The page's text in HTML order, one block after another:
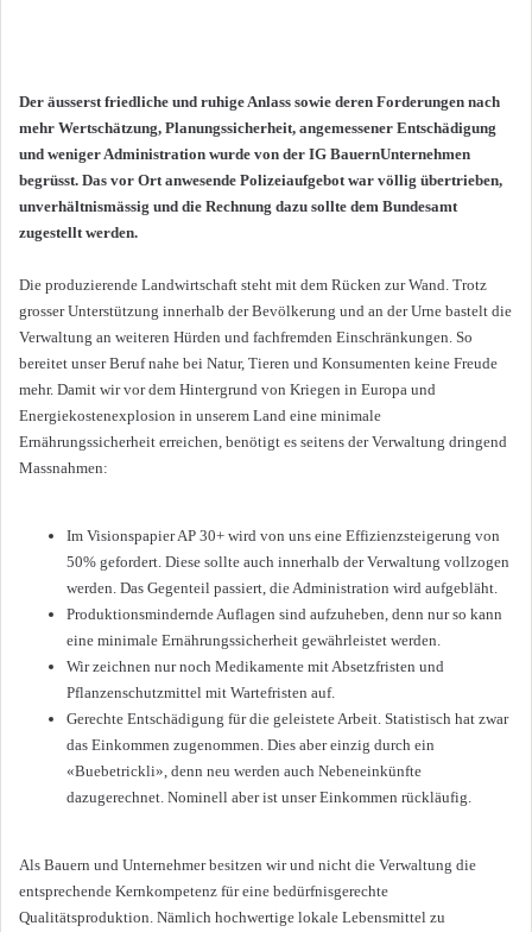
Der äusserst friedliche und ruhige Anlass sowie deren Forderungen nach
mehr Wertschätzung, Planungssicherheit, angemessener Entschädigung
und weniger Administration wurde von der IG BauernUnternehmen
begrüsst. Das vor Ort anwesende Polizeiaufgebot war völlig übertrieben,
unverhältnismässig und die Rechnung dazu sollte dem Bundesamt
zugestellt werden.
Die produzierende Landwirtschaft steht mit dem Rücken zur Wand. Trotz
grosser Unterstützung innerhalb der Bevölkerung und an der Urne bastelt die
Verwaltung an weiteren Hürden und fachfremden Einschränkungen. So
bereitet unser Beruf nahe bei Natur, Tieren und Konsumenten keine Freude
mehr. Damit wir vor dem Hintergrund von Kriegen in Europa und
Energiekostenexplosion in unserem Land eine minimale
Ernährungssicherheit erreichen, benötigt es seitens der Verwaltung dringend
Massnahmen:
Im Visionspapier AP 30+ wird von uns eine Effizienzsteigerung von
50% gefordert. Diese sollte auch innerhalb der Verwaltung vollzogen
werden. Das Gegenteil passiert, die Administration wird aufgebläht.
Produktionsmindernde Auflagen sind aufzuheben, denn nur so kann
eine minimale Ernährungssicherheit gewährleistet werden.
Wir zeichnen nur noch Medikamente mit Absetzfristen und
Pflanzenschutzmittel mit Wartefristen auf.
Gerechte Entschädigung für die geleistete Arbeit. Statistisch hat zwar
das Einkommen zugenommen. Dies aber einzig durch ein
«Buebetrickli», denn neu werden auch Nebeneinkünfte
dazugerechnet. Nominell aber ist unser Einkommen rückläufig.
Als Bauern und Unternehmer besitzen wir und nicht die Verwaltung die
entsprechende Kernkompetenz für eine bedürfnisgerechte
Qualitätsproduktion. Nämlich hochwertige lokale Lebensmittel zu